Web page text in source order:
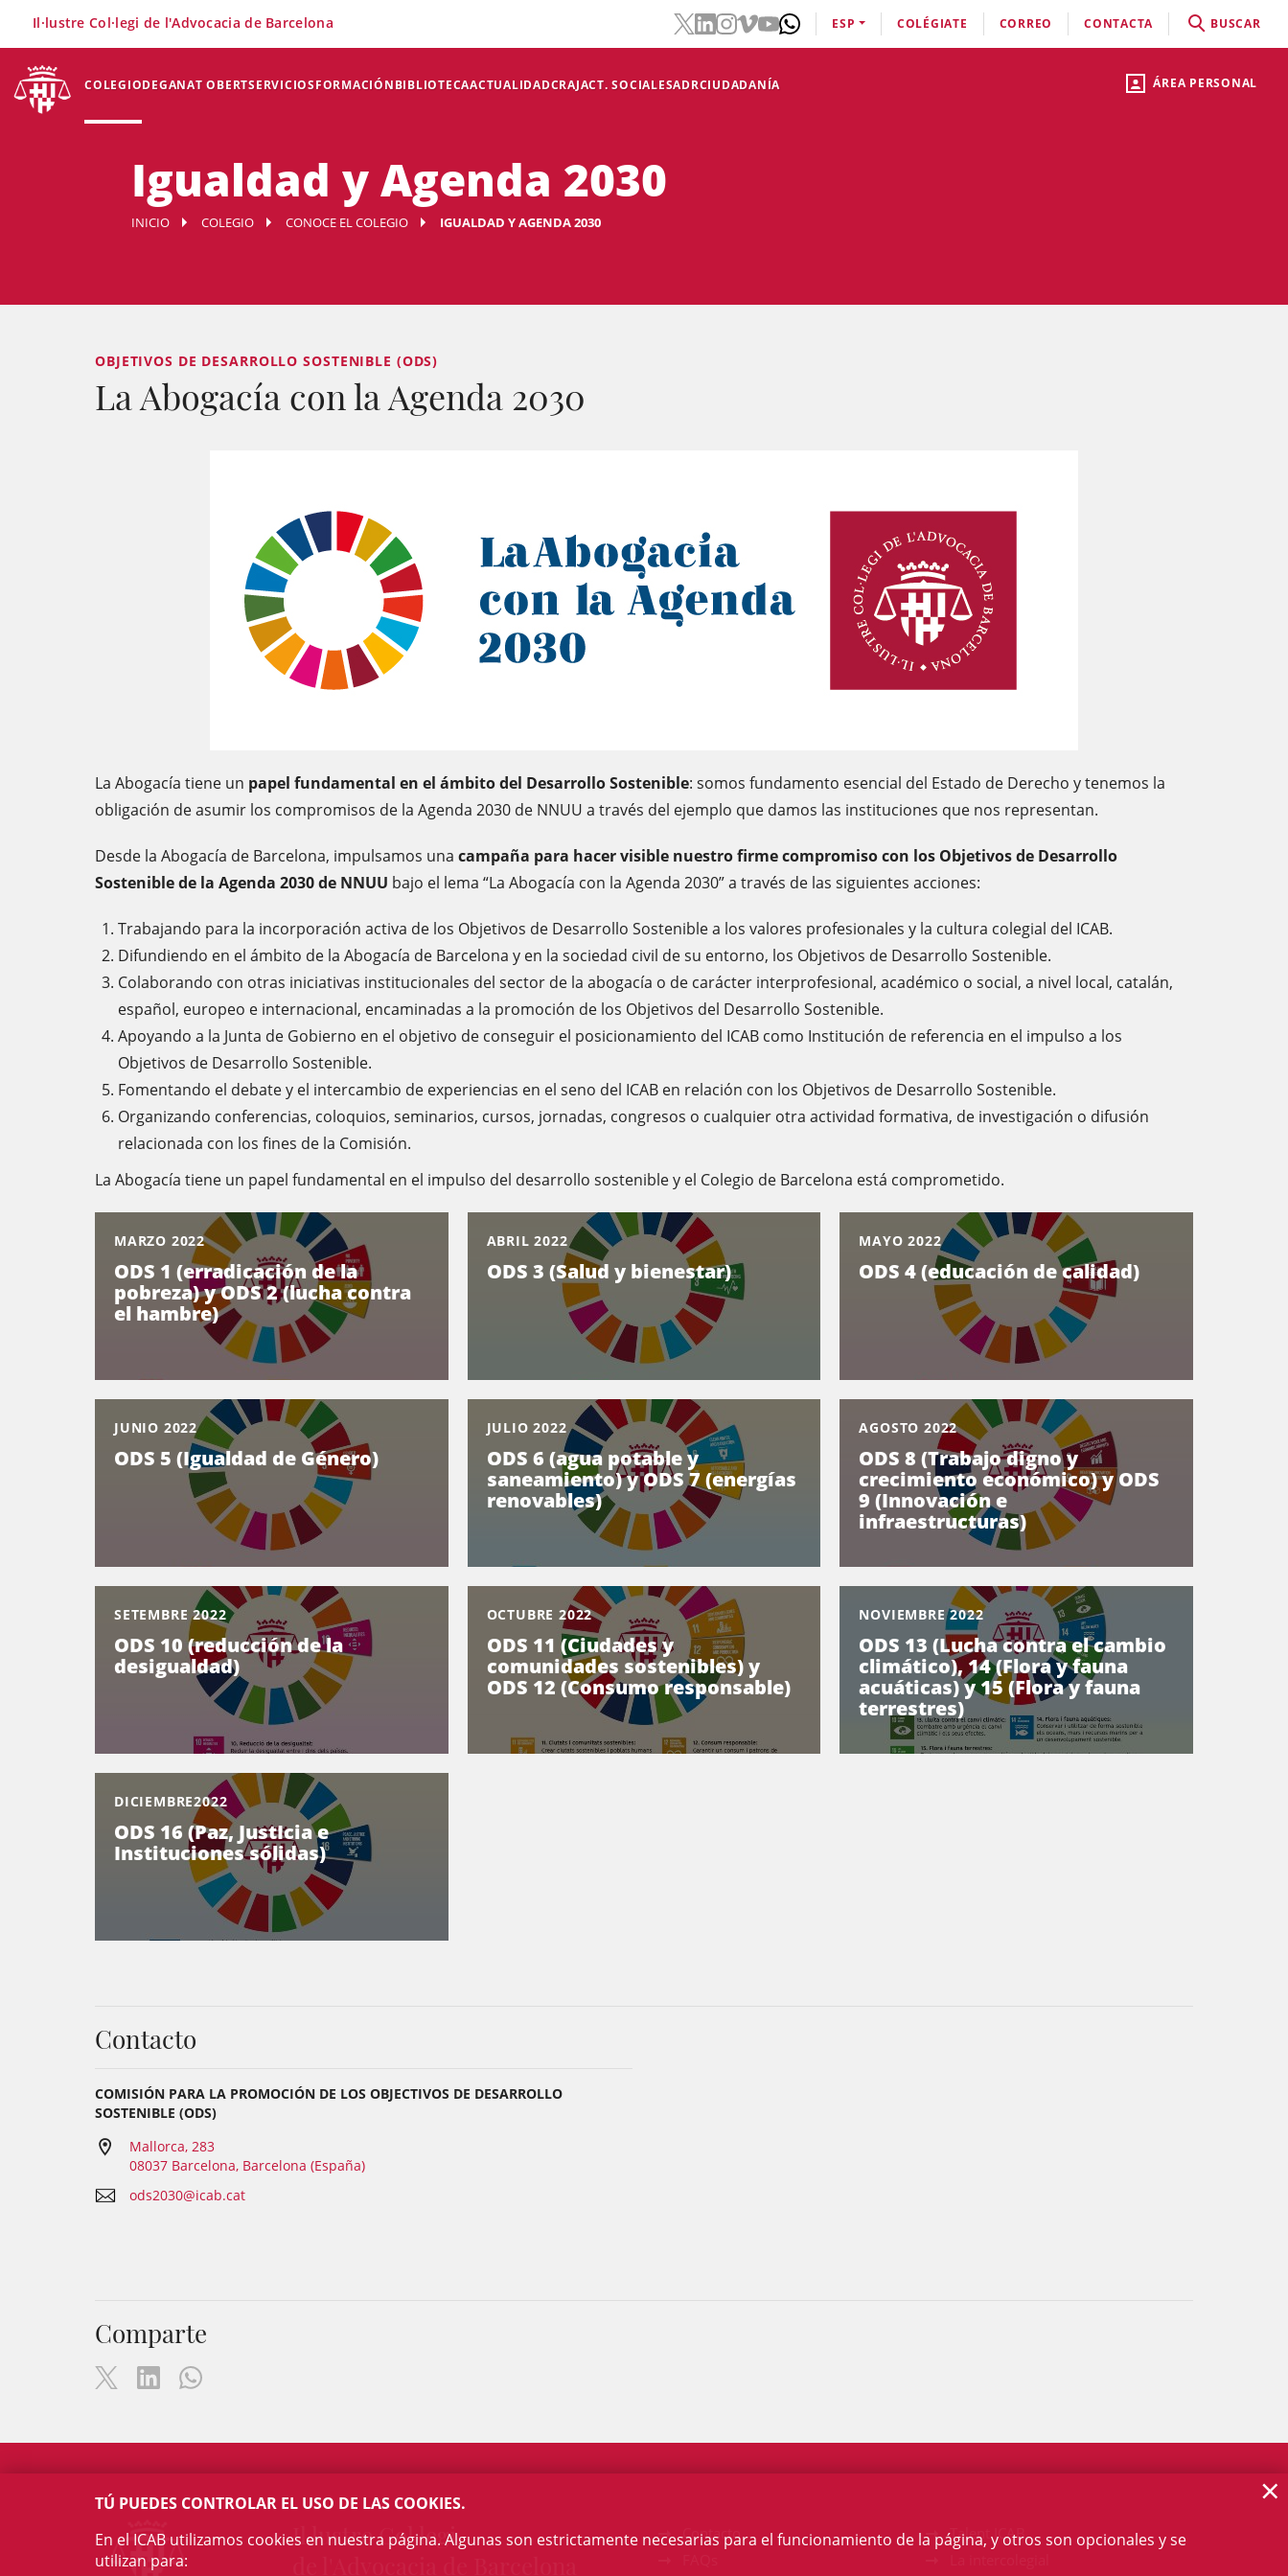
ÁREA PERSONAL
COLEGIODEGANAT OBERTSERVICIOSFORMACIÓNBIBLIOTECAACTUALIDADCRAJACT. SOCIALESADRCIUDADANÍA
Il·lustre Col·legi de l'Advocacia de Barcelona ESP COLÉGIATE CORREO CONTACTA BUSCAR
Igualdad y Agenda 2030
INICIO COLEGIO CONOCE EL COLEGIO IGUALDAD Y AGENDA 2030
OBJETIVOS DE DESARROLLO SOSTENIBLE (ODS)
La Abogacía con la Agenda 2030
La Abogacía tiene un papel fundamental en el ámbito del Desarrollo Sostenible: somos fundamento esencial del Estado de Derecho y tenemos la
obligación de asumir los compromisos de la Agenda 2030 de NNUU a través del ejemplo que damos las instituciones que nos representan.
Desde la Abogacía de Barcelona, ​​impulsamos una campaña para hacer visible nuestro firme compromiso con los Objetivos de Desarrollo
Sostenible de la Agenda 2030 de NNUU bajo el lema “La Abogacía con la Agenda 2030” a través de las siguientes acciones:
Trabajando para la incorporación activa de los Objetivos de Desarrollo Sostenible a los valores profesionales y la cultura colegial del ICAB.
Difundiendo en el ámbito de la Abogacía de Barcelona y en la sociedad civil de su entorno, los Objetivos de Desarrollo Sostenible.
Colaborando con otras iniciativas institucionales del sector de la abogacía o de carácter interprofesional, académico o social, a nivel local, catalán,
español, europeo e internacional, encaminadas a la promoción de los Objetivos del Desarrollo Sostenible.
Apoyando a la Junta de Gobierno en el objetivo de conseguir el posicionamiento del ICAB como Institución de referencia en el impulso a los
Objetivos de Desarrollo Sostenible.
Fomentando el debate y el intercambio de experiencias en el seno del ICAB en relación con los Objetivos de Desarrollo Sostenible.
Organizando conferencias, coloquios, seminarios, cursos, jornadas, congresos o cualquier otra actividad formativa, de investigación o difusión
relacionada con los fines de la Comisión.
La Abogacía tiene un papel fundamental en el impulso del desarrollo sostenible y el Colegio de Barcelona está comprometido.
MARZO 2022
ODS 1 (erradicación de la
pobreza) y ODS 2 (lucha contra
el hambre)
ABRIL 2022
ODS 3 (Salud y bienestar)
MAYO 2022
ODS 4 (educación de calidad)
JUNIO 2022
ODS 5 (Igualdad de Género)
JULIO 2022
ODS 6 (agua potable y
saneamiento) y ODS 7 (energías
renovables)
AGOSTO 2022
ODS 8 (Trabajo digno y
crecimiento económico) y ODS
9 (Innovación e
infraestructuras)
SETEMBRE 2022
ODS 10 (reducción de la
desigualdad)
OCTUBRE 2022
ODS 11 (Ciudades y
comunidades sostenibles) y
ODS 12 (Consumo responsable)
NOVIEMBRE 2022
ODS 13 (Lucha contra el cambio
climático), 14 (Flora y fauna
acuáticas) y 15 (Flora y fauna
terrestres)
DICIEMBRE2022
ODS 16 (Paz, JustIcia e
Instituciones sólidas)
Contacto
COMISIÓN PARA LA PROMOCIÓN DE LOS OBJECTIVOS DE DESARROLLO
SOSTENIBLE (ODS)
Mallorca, 283
08037 Barcelona, Barcelona (España)
ods2030@icab.cat
Comparte
Il·lustre Col·legi
Contacto
Talent ICAB
TÚ PUEDES CONTROLAR EL USO DE LAS COOKIES.
En el ICAB utilizamos cookies en nuestra página. Algunas son estrictamente necesarias para el funcionamiento de la página, y otros son opcionales y se
utilizan para:
×